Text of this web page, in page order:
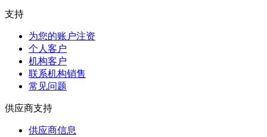
支持
为您的账户注资
个人客户
机构客户
联系机构销售
常见问题
供应商支持
供应商信息